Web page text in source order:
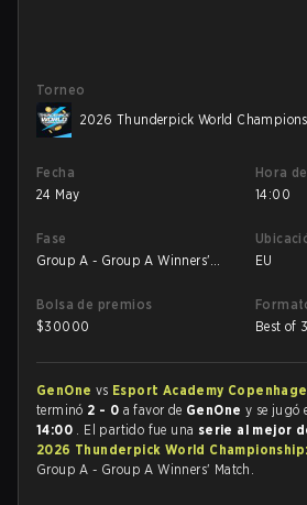
Torneo
2026 Thunderpick World
Fecha
24 May
Hora
14:00
Fase
Group A - Group A Winners'
EU
Bolsa de premios
$30000
Best of 3
GenOne vs Esport Academy
terminó 2 - 0 a favor de GenOne y se jugó
14:00 . El partido fue una serie al mejor
2026 Thunderpick World
Group A - Group A Winners' Match.